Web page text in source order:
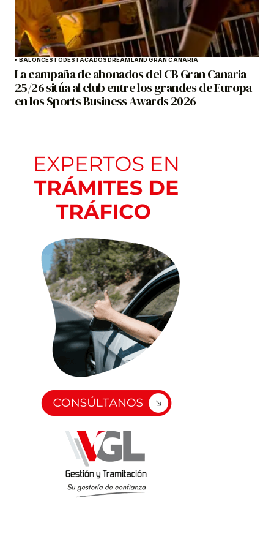
BALONCESTODESTACADOSDREAMLAND GRAN CANARIA
La campaña de abonados del CB Gran Canaria
25/26 sitúa al club entre los grandes de Europa
en los Sports Business Awards 2026